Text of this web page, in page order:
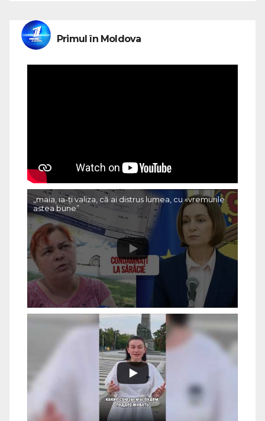
Primul în Moldova
„maia, ia-ți valiza, că ai distrus lumea, cu «vremurile
astea bune”